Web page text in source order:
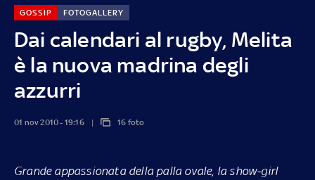
Dai calendari al rugby, Melita
è la nuova madrina degli
azzurri
GOSSIP FOTOGALLERY
01 nov 2010 - 19:16 16 foto
Grande appassionata della palla ovale, la show-girl